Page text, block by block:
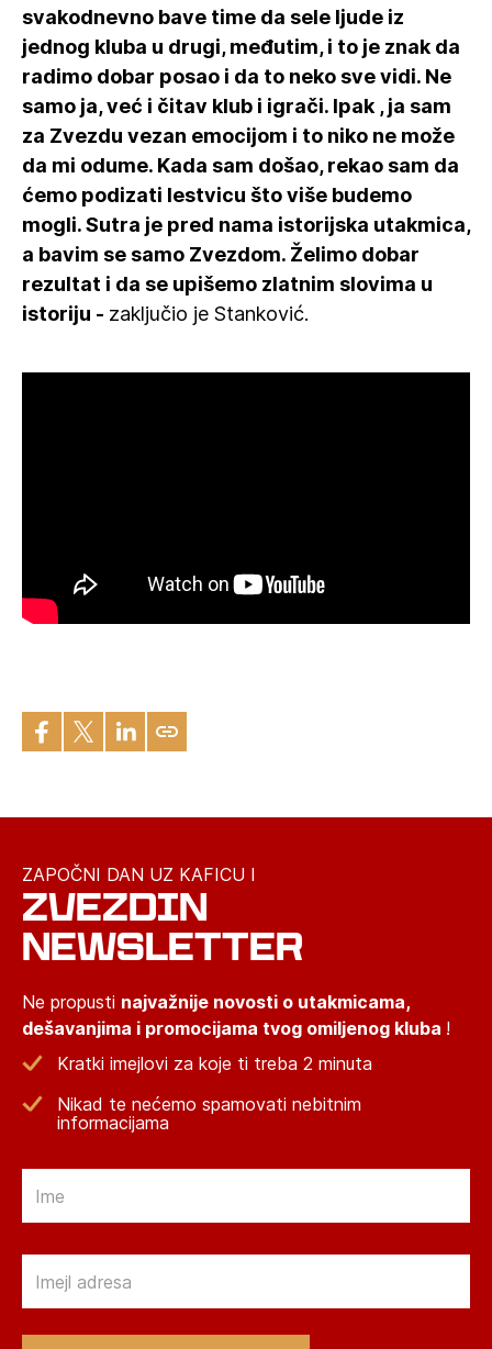
svakodnevno bave time da sele ljude iz
jednog kluba u drugi, međutim, i to je znak da
radimo dobar posao i da to neko sve vidi. Ne
samo ja, već i čitav klub i igrači. Ipak , ja sam
za Zvezdu vezan emocijom i to niko ne može
da mi odume. Kada sam došao, rekao sam da
ćemo podizati lestvicu što više budemo
mogli. Sutra je pred nama istorijska utakmica,
a bavim se samo Zvezdom. Želimo dobar
rezultat i da se upišemo zlatnim slovima u
istoriju - zaključio je Stanković.
ZAPOČNI DAN UZ KAFICU I
ZVEZDIN
NEWSLETTER
Ne propusti najvažnije novosti o utakmicama,
dešavanjima i promocijama tvog omiljenog kluba !
Kratki imejlovi za koje ti treba 2 minuta
Nikad te nećemo spamovati nebitnim
informacijama